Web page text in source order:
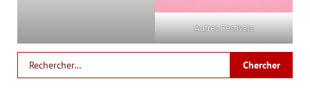
Autres Festivals